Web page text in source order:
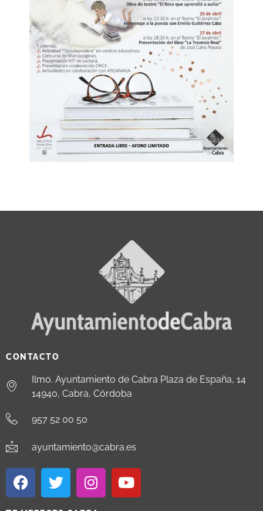
CONTACTO
Ilmo. Ayuntamiento de Cabra Plaza de España, 14
14940, Cabra, Córdoba
957 52 00 50
ayuntamiento@cabra.es